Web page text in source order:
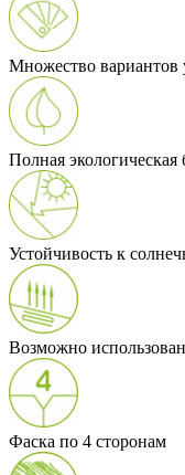
Множество вариантов
Полная
Устойчивость к
Возможно
Фаска по 4 сторонам